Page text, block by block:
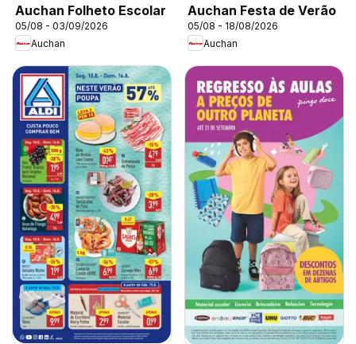
Auchan Folheto Escolar
05/08 - 03/09/2026
Auchan
Auchan Festa de Verão
05/08 - 18/08/2026
Auchan